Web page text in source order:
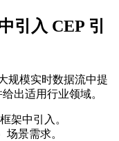
引入 CEP 引
规模实时数据流中提
出适用行业领域。
架中引入。
场景需求。